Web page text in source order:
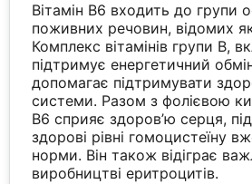
Вітамін В6 входить до групи
поживних речовин, відомих
Комплекс вітамінів групи B,
підтримує енергетичний
допомагає підтримувати
системи. Разом з фолієвою
B6 сприяє здоров’ю серця,
здорові рівні гомоцистеїну
норми. Він також відіграє
виробництві еритроцитів.